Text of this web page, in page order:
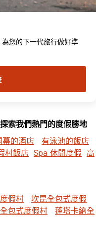
您的下一代旅行做好準
索我們熱門的度假勝地
幕的酒店
有泳池的飯店
村飯店 Spa 休閒度假 高
假村
坎昆全包式度假
包式度假村
蓬塔卡納全